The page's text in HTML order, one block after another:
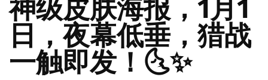
神级皮肤海报，1月1
日，夜幕低垂，猎战
一触即发！🌜✨